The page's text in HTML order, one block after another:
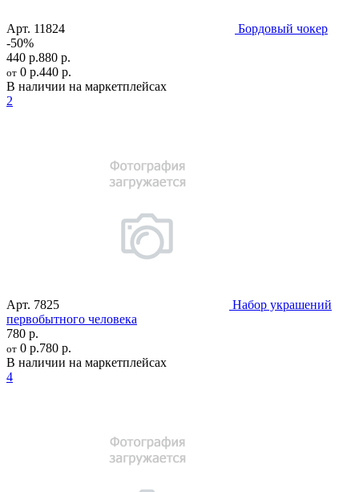
Арт. 11824
Бордовый чокер
-50%
440 р.880 р.
от 0 р.440 р.
В наличии на маркетплейсах
2
Арт. 7825
Набор украшений
первобытного человека
780 р.
от 0 р.780 р.
В наличии на маркетплейсах
4